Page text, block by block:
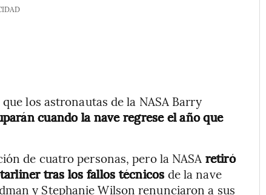
los astronautas de la NASA Barry
cuando la nave regrese el año que
de cuatro personas, pero la NASA retiró
tras los fallos técnicos de la nave
y Stephanie Wilson renunciaron a sus